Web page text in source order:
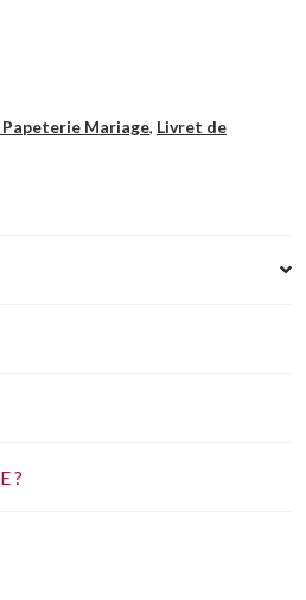
Mariage, Livret de
?